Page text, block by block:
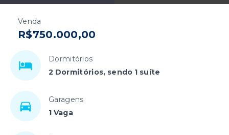
Venda
R$750.000,00
Dormitórios
2 Dormitórios, sendo 1 suíte
Garagens
1 Vaga